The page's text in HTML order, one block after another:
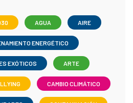
AGUA AIRE
ENERGÉTICO
EXÓTICOS ARTE
CAMBIO CLIMÁTICO